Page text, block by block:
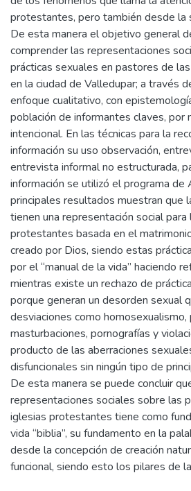
protestantes, pero también desde la
De esta manera el objetivo general
comprender las representaciones
prácticas sexuales en pastores de
en la ciudad de Valledupar; a través
enfoque cualitativo, con
población de informantes claves, por
intencional. En las técnicas para la
información su uso observación,
entrevista informal no estructurada,
información se utilizó el programa de
principales resultados muestran que
tienen una representación social para
protestantes basada en el
creado por Dios, siendo estas
por el “manual de la vida” haciendo
mientras existe un rechazo de
porque generan un desorden sexual
desviaciones como homosexualismo,
masturbaciones, pornografías y
producto de las aberraciones
disfuncionales sin ningún tipo de
De esta manera se puede concluir
representaciones sociales sobre las
iglesias protestantes tiene como
vida “biblia”, su fundamento en la
desde la concepción de creación
funcional, siendo esto los pilares de